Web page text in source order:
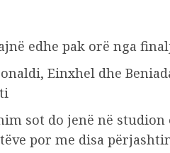
edhe pak orë nga
Einxhel dhe
sot do jenë në
por me disa